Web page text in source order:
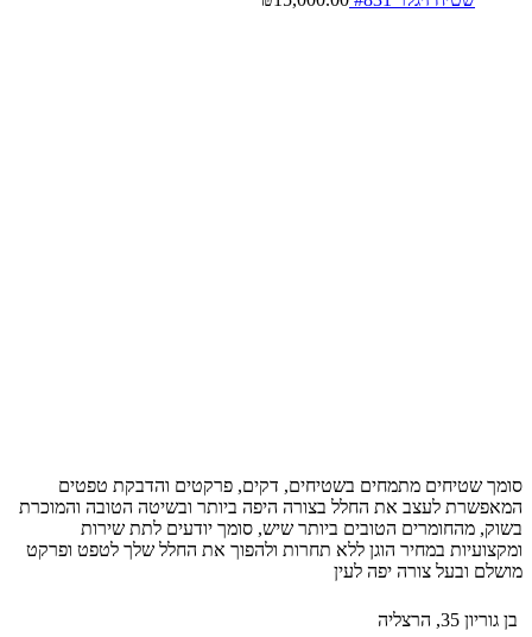
סומך שטיחים מתמחים בשטיחים, דקים, פרקטים והדבקת טפטים
המאפשרת לעצב את החלל בצורה היפה ביותר ובשיטה הטובה והמוכרת
בשוק, מהחומרים הטובים ביותר שיש, סומך יודעים לתת שירות
ומקצועיות במחיר הוגן ללא תחרות ולהפוך את החלל שלך לטפט ופרקט
מושלם ובעל צורה יפה לעין
בן גוריון 35, הרצליה